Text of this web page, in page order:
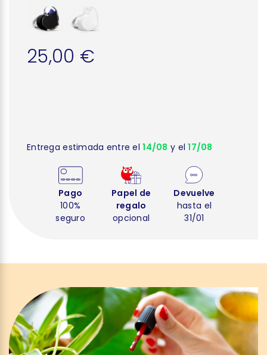
25,00 €
Entrega estimada entre el14/08 y el17/08
Pago
100%
seguro
Papel de
regalo
opcional
Devuelve
hasta el
31/01